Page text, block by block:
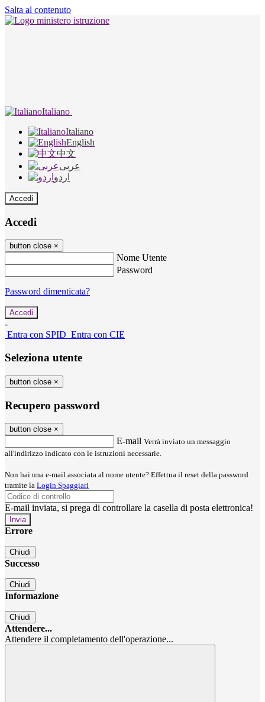
Salta al contenuto
Italiano
Italiano
English
中文
عربى
اردو
Accedi
Accedi
button close ×
Nome Utente
Password
Password dimenticata?
-
Entra con SPID Entra con CIE
Seleziona utente
button close ×
Recupero password
button close ×
E-mail Verrà inviato un messaggio
all'indirizzo indicato con le istruzioni necessarie.
Non hai una e-mail associata al nome utente? Effettua il reset della password
tramite la Login Spaggiari
E-mail inviata, si prega di controllare la casella di posta elettronica!
Errore
Chiudi
Successo
Chiudi
Informazione
Chiudi
Attendere...
Attendere il completamento dell'operazione...